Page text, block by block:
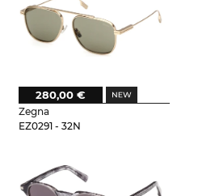
Zegna
EZ0291 - 32N
280,00 €